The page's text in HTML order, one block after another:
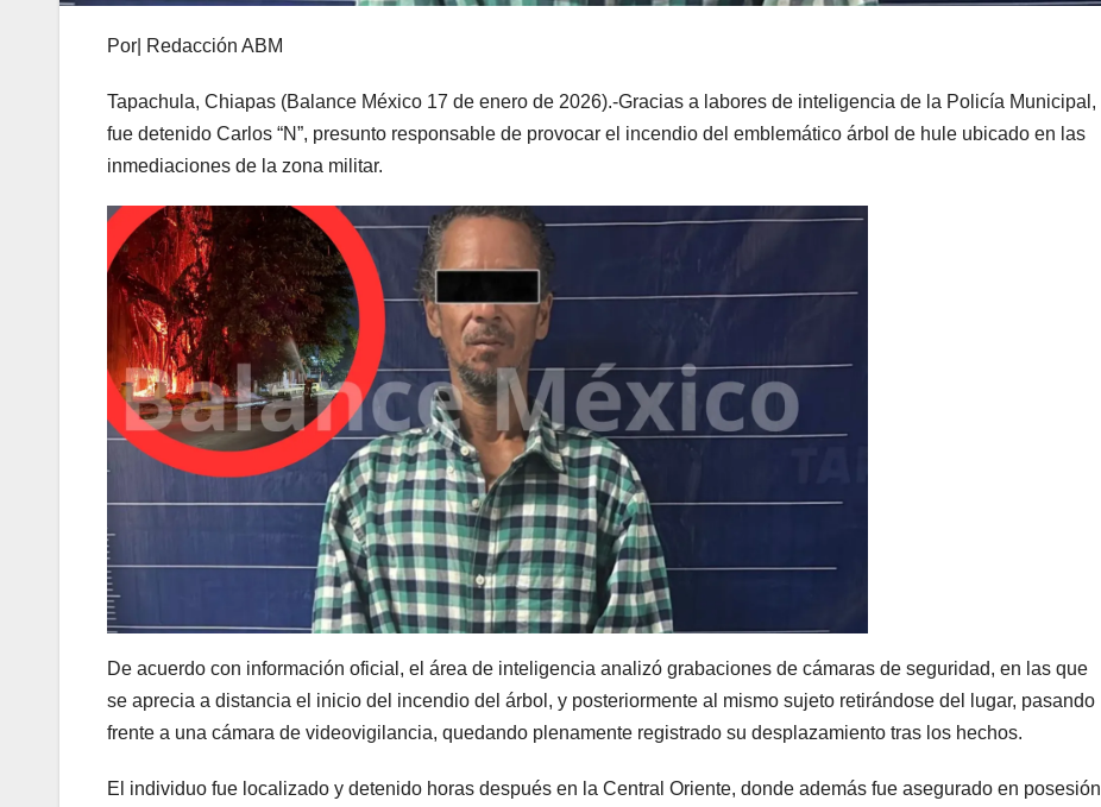
Por| Redacción ABM
Tapachula, Chiapas (Balance México 17 de enero de 2026).-Gracias a labores de inteligencia de la Policía Municipal,
fue detenido Carlos “N”, presunto responsable de provocar el incendio del emblemático árbol de hule ubicado en las
inmediaciones de la zona militar.
De acuerdo con información oficial, el área de inteligencia analizó grabaciones de cámaras de seguridad, en las que
se aprecia a distancia el inicio del incendio del árbol, y posteriormente al mismo sujeto retirándose del lugar, pasando
frente a una cámara de videovigilancia, quedando plenamente registrado su desplazamiento tras los hechos.
El individuo fue localizado y detenido horas después en la Central Oriente, donde además fue asegurado en posesión